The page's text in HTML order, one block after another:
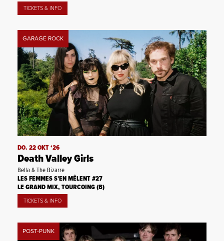
TICKETS & INFO
GARAGE ROCK
DO. 22 OKT ‘26
Death Valley Girls
Bella & The Bizarre
LES FEMMES S'EN MÊLENT #27
LE GRAND MIX, TOURCOING (B)
TICKETS & INFO
POST-PUNK